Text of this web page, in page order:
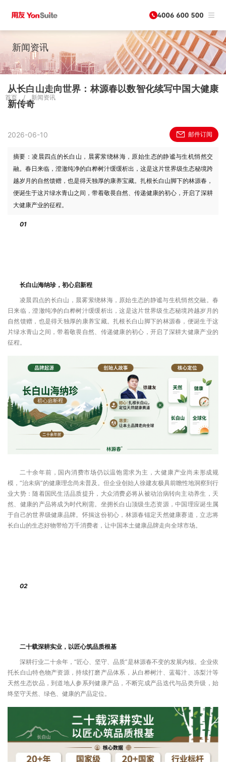
新闻资讯
首页 / 新闻资讯
从长白山走向世界：林源春以数智化续写中国大健康
新传奇
2026-06-10 邮件订阅
摘要：凌晨四点的长白山，晨雾萦绕林海，原始生态的静谧与生机悄然交
融。春日来临，澄澈纯净的白桦树汁缓缓析出，这是这片世界级生态秘境跨
越岁月的自然馈赠，也是得天独厚的康养宝藏。扎根长白山脚下的林源春，
便诞生于这片绿水青山之间，带着敬畏自然、传递健康的初心，开启了深耕
大健康产业的征程。
01
长白山海纳珍，初心启新程
凌晨四点的长白山，晨雾萦绕林海，原始生态的静谧与生机悄然交融。春
日来临，澄澈纯净的白桦树汁缓缓析出，这是这片世界级生态秘境跨越岁月的
自然馈赠，也是得天独厚的康养宝藏。扎根长白山脚下的林源春，便诞生于这
片绿水青山之间，带着敬畏自然、传递健康的初心，开启了深耕大健康产业的
征程。
二十余年前，国内消费市场仍以温饱需求为主，大健康产业尚未形成规
模，“治未病”的健康理念尚未普及。但企业创始人徐建友极具前瞻性地洞察到行
业大势：随着国民生活品质提升，大众消费必将从被动治病转向主动养生，天
然、健康的产品将成为时代刚需。坐拥长白山顶级生态资源，中国理应诞生属
于自己的世界级健康品牌。怀揣这份初心，林源春锚定天然健康赛道，立志将
长白山的生态好物带给万千消费者，让中国本土健康品牌走向全球市场。
02
二十载深耕实业，以匠心筑品质根基
深耕行业二十余年，“匠心、坚守、品质”是林源春不变的发展内核。企业依
托长白山特色物产资源，持续打磨产品体系，从白桦树汁、蓝莓汁、冻梨汁等
天然生态饮品，到道地人参系列健康产品，不断完成产品迭代与品类升级，始
终坚守天然、绿色、健康的产品定位。